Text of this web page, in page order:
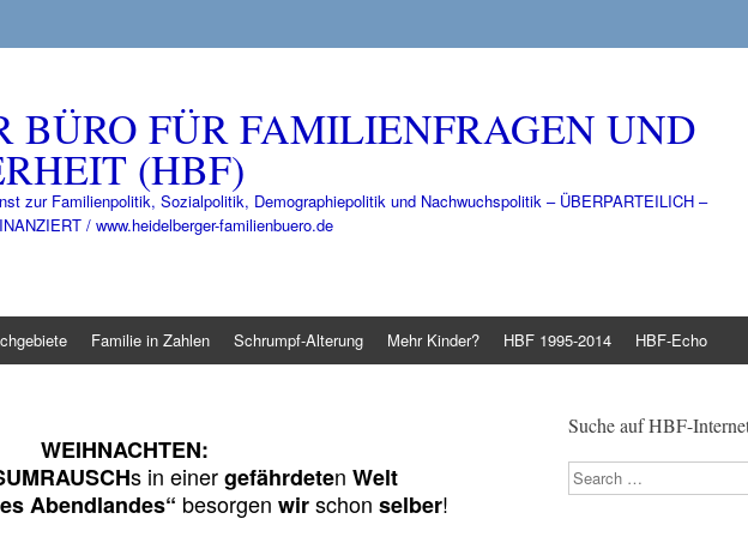
BÜRO FÜR FAMILIENFRAGEN UND
(HBF)
zur Familienpolitik, Sozialpolitik, Demographiepolitik und Nachwuchspolitik – ÜBERPARTEILICH –
/ www.heidelberger-familienbuero.de
Familie in Zahlen Schrumpf-Alterung Mehr Kinder? HBF 1995-2014 HBF-Echo
WEIHNACHTEN:
s in einergefährdeten Welt
Abendlandes“ besorgen wirschon selber!
Suche auf HBF-
Search